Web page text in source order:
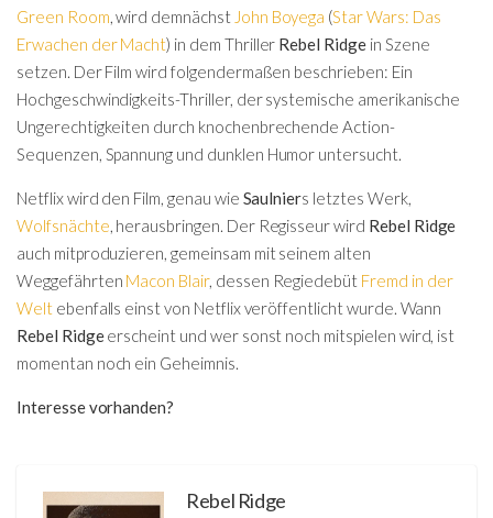
Green Room, wird demnächst John Boyega (Star Wars: Das
Erwachen der Macht) in dem Thriller Rebel Ridge in Szene
setzen. Der Film wird folgendermaßen beschrieben: Ein
Hochgeschwindigkeits-Thriller, der systemische amerikanische
Ungerechtigkeiten durch knochenbrechende Action-
Sequenzen, Spannung und dunklen Humor untersucht.
Netflix wird den Film, genau wie Saulniers letztes Werk,
Wolfsnächte, herausbringen. Der Regisseur wird Rebel Ridge
auch mitproduzieren, gemeinsam mit seinem alten
Weggefährten Macon Blair, dessen Regiedebüt Fremd in der
Weltebenfalls einst von Netflix veröffentlicht wurde. Wann
Rebel Ridgeerscheint und wer sonst noch mitspielen wird, ist
momentan noch ein Geheimnis.
Interesse vorhanden?
Rebel Ridge